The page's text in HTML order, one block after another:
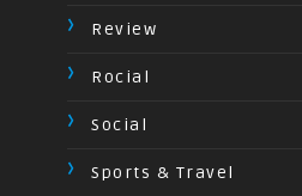
Review
Rocial
Social
Sports & Travel